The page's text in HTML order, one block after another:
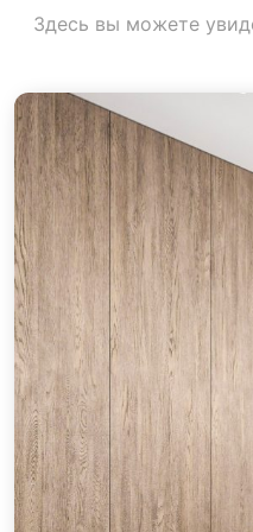
Здесь вы можете